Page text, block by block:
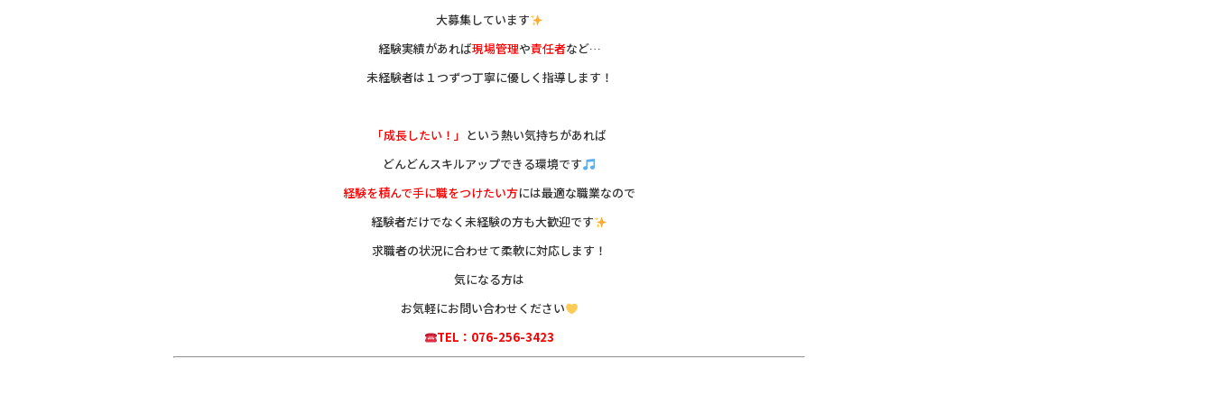
大募集しています
経験実績があれば現場管理や責任者など…
未経験者は１つずつ丁寧に優しく指導します！
「成長したい！」 という熱い気持ちがあれば
どんどんスキルアップできる環境です
経験を積んで手に職をつけたい方には最適な職業なので
経験者だけでなく未経験の方も大歓迎です
求職者の状況に合わせて柔軟に対応します！
気になる方は
お気軽にお問い合わせください
TEL：076-256-3423